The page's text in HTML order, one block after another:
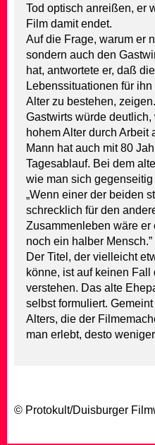
Tod optisch anreißen, er
Film damit endet.
Auf die Frage, warum er
sondern auch den
hat, antwortete er, daß
Lebenssituationen für
Alter zu bestehen,
Gastwirts würde
hohem Alter durch Arbeit
Mann hat auch mit 80
Tagesablauf. Bei dem
wie man sich
„Wenn einer der beiden
schrecklich für den
Zusammenleben wäre er
noch ein halber Mensch.”
Der Titel, der vielleicht
könne, ist auf keinen
verstehen. Das alte
selbst formuliert.
Alters, die der
man erlebt, desto
© Protokult/Duisburger